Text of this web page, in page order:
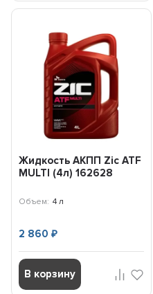
Жидкость АКПП Zic ATF
MULTI (4л) 162628
Объем: 4 л
2 860₽
В корзину